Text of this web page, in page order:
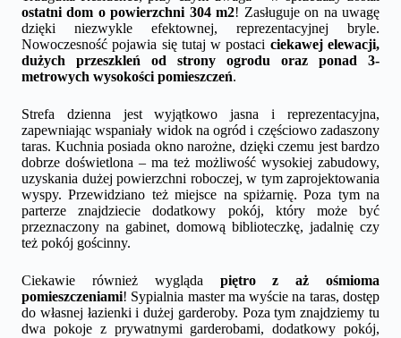
ostatni dom o powierzchni 304 m2! Zasługuje on na uwagę
dzięki niezwykle efektownej, reprezentacyjnej bryle.
Nowoczesność pojawia się tutaj w postaci ciekawej elewacji,
dużych przeszkleń od strony ogrodu oraz ponad 3-
metrowych wysokości pomieszczeń.
Strefa dzienna jest wyjątkowo jasna i reprezentacyjna,
zapewniając wspaniały widok na ogród i częściowo zadaszony
taras. Kuchnia posiada okno narożne, dzięki czemu jest bardzo
dobrze doświetlona – ma też możliwość wysokiej zabudowy,
uzyskania dużej powierzchni roboczej, w tym zaprojektowania
wyspy. Przewidziano też miejsce na spiżarnię. Poza tym na
parterze znajdziecie dodatkowy pokój, który może być
przeznaczony na gabinet, domową biblioteczkę, jadalnię czy
też pokój gościnny.
Ciekawie również wygląda piętro z aż ośmioma
pomieszczeniami! Sypialnia master ma wyście na taras, dostęp
do własnej łazienki i dużej garderoby. Poza tym znajdziemy tu
dwa pokoje z prywatnymi garderobami, dodatkowy pokój,